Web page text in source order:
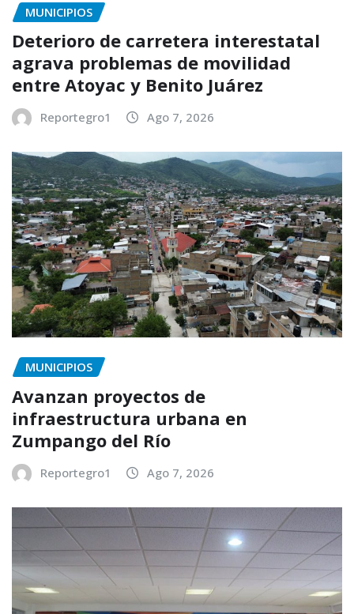
MUNICIPIOS
Deterioro de carretera interestatal
agrava problemas de movilidad
entre Atoyac y Benito Juárez
Reportegro1 Ago 7, 2026
MUNICIPIOS
Avanzan proyectos de
infraestructura urbana en
Zumpango del Río
Reportegro1 Ago 7, 2026